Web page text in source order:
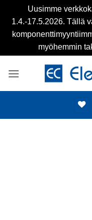
Uusimme
1.4.-17.5.2026. Tällä
myöhemmin